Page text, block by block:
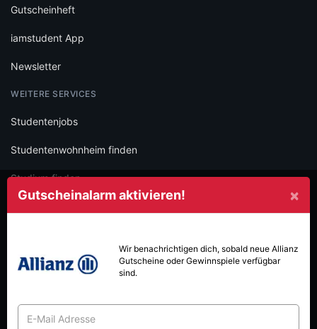
×
Gutscheinalarm aktivieren!
Wir benachrichtigen dich, sobald neue Allianz
Gutscheine oder Gewinnspiele verfügbar
sind.
Gutscheinheft
iamstudent App
Newsletter
WEITERE SERVICES
Studentenjobs
Studentenwohnheim finden
Studium finden
FÜR PARTNER
Gutscheinkampagnen